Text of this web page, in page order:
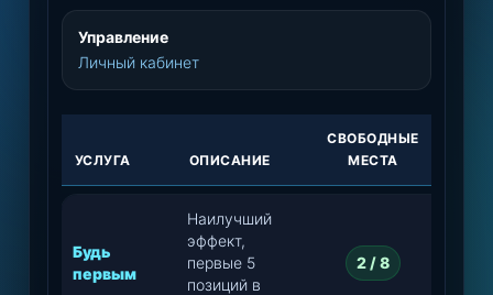
Управление
Личный кабинет
УСЛУГА ОПИСАНИЕ
СВОБОДНЫЕ
МЕСТА
Будь
первым
Наилучший
эффект,
первые 5
позиций в
2 / 8